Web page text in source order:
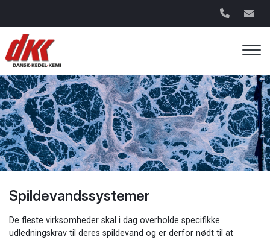
hovedindhold
Spildevandssystemer
De fleste virksomheder skal i dag overholde specifikke
udledningskrav til deres spildevand og er derfor nødt til at